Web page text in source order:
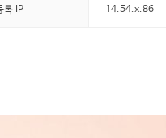
록 IP 14.54.x.86